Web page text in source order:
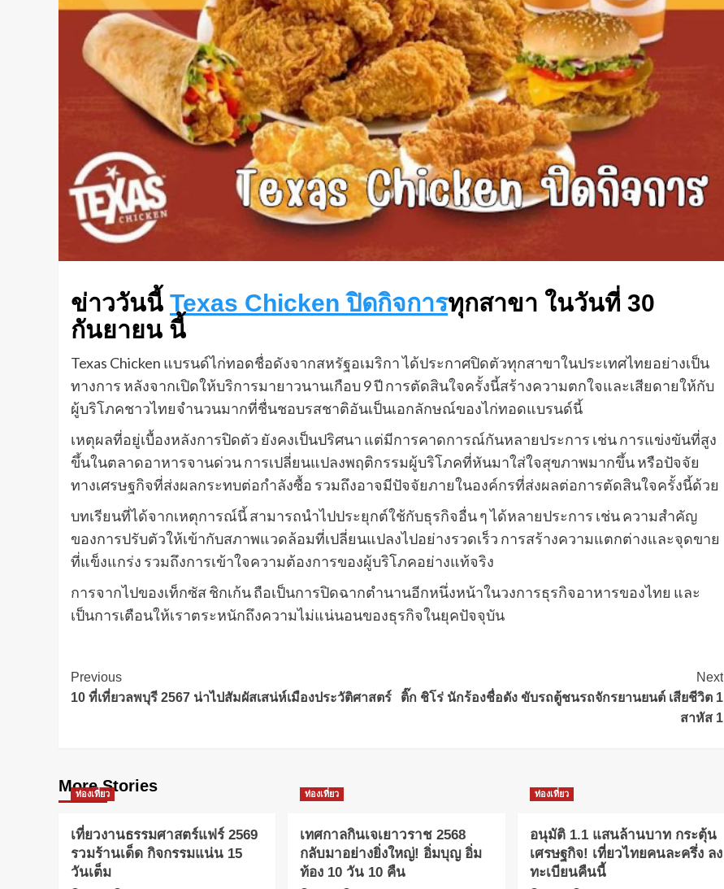
ข่าววันนี้ Texas Chicken ปิดกิจการทุกสาขา ในวันที่ 30
กันยายน นี้
Texas Chicken แบรนด์ไก่ทอดชื่อดังจากสหรัฐอเมริกา ได้ประกาศปิดตัวทุกสาขาในประเทศไทยอย่างเป็น
ทางการ หลังจากเปิดให้บริการมายาวนานเกือบ 9 ปี การตัดสินใจครั้งนี้สร้างความตกใจและเสียดายให้กับ
ผู้บริโภคชาวไทยจำนวนมากที่ชื่นชอบรสชาติอันเป็นเอกลักษณ์ของไก่ทอดแบรนด์นี้
เหตุผลที่อยู่เบื้องหลังการปิดตัว ยังคงเป็นปริศนา แต่มีการคาดการณ์กันหลายประการ เช่น การแข่งขันที่สูง
ขึ้นในตลาดอาหารจานด่วน การเปลี่ยนแปลงพฤติกรรมผู้บริโภคที่หันมาใส่ใจสุขภาพมากขึ้น หรือปัจจัย
ทางเศรษฐกิจที่ส่งผลกระทบต่อกำลังซื้อ รวมถึงอาจมีปัจจัยภายในองค์กรที่ส่งผลต่อการตัดสินใจครั้งนี้ด้วย
บทเรียนที่ได้จากเหตุการณ์นี้ สามารถนำไปประยุกต์ใช้กับธุรกิจอื่น ๆ ได้หลายประการ เช่น ความสำคัญ
ของการปรับตัวให้เข้ากับสภาพแวดล้อมที่เปลี่ยนแปลงไปอย่างรวดเร็ว การสร้างความแตกต่างและจุดขาย
ที่แข็งแกร่ง รวมถึงการเข้าใจความต้องการของผู้บริโภคอย่างแท้จริง
การจากไปของเท็กซัส ชิกเก้น ถือเป็นการปิดฉากตำนานอีกหนึ่งหน้าในวงการธุรกิจอาหารของไทย และ
เป็นการเตือนให้เราตระหนักถึงความไม่แน่นอนของธุรกิจในยุคปัจจุบัน
Post
Navigation
Previous
10 ที่เที่ยวลพบุรี 2567 น่าไปสัมผัสเสน่ห์เมืองประวัติศาสตร์
Next
ติ๊ก ชิโร่ นักร้องชื่อดัง ขับรถตู้ชนรถจักรยานยนต์ เสียชีวิต 1
สาหัส 1
More Stories
ท่องเที่ยว
เที่ยวงานธรรมศาสตร์แฟร์ 2569
รวมร้านเด็ด กิจกรรมแน่น 15
วันเต็ม
ท่องเที่ยว
เทศกาลกินเจเยาวราช 2568
กลับมาอย่างยิ่งใหญ่! อิ่มบุญ อิ่ม
ท้อง 10 วัน 10 คืน
ท่องเที่ยว
อนุมัติ 1.1 แสนล้านบาท กระตุ้น
เศรษฐกิจ! เที่ยวไทยคนละครึ่ง ลง
ทะเบียนคืนนี้